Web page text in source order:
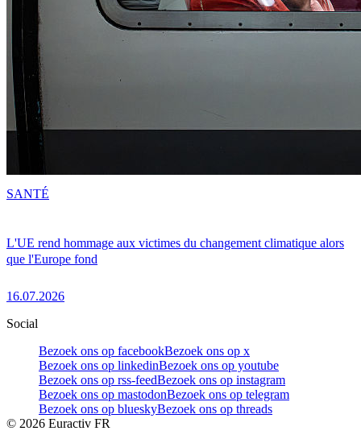
L'UE rend hommage aux victimes du changement climatique alors
que l'Europe fond
16.07.2026
SANTÉ
Social
Bezoek ons op facebookBezoek ons op x
Bezoek ons op linkedinBezoek ons op youtube
Bezoek ons op rss-feedBezoek ons op instagram
Bezoek ons op mastodonBezoek ons op telegram
Bezoek ons op blueskyBezoek ons op threads
© 2026 Euractiv FR